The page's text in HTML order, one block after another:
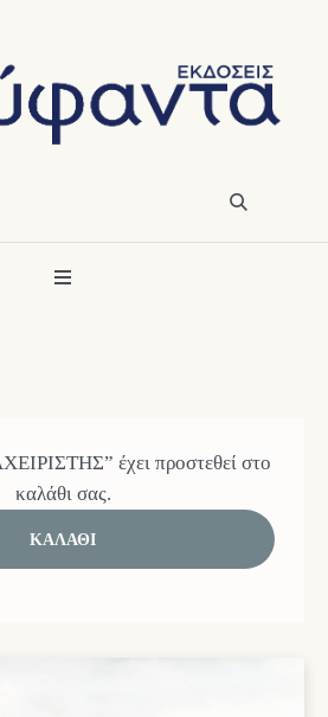
έχει προστεθεί στο
καλάθι σας.
ΚΑΛΆΘΙ